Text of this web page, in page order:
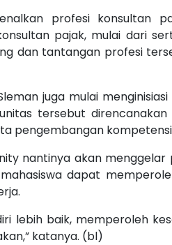
profesi konsultan
pajak, mulai dari
dan tantangan profesi
juga mulai
tersebut
pengembangan
nantinya akan
dapat
lebih baik, memperoleh
katanya. (bl)